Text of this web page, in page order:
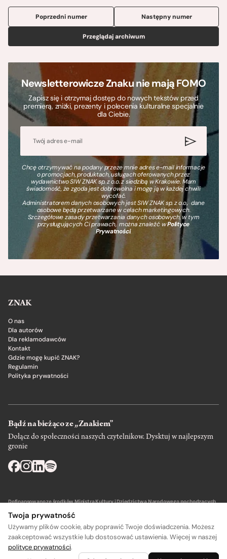
Poprzedni numer
Przeglądaj archiwum
Następny numer
Newsletterowicze Znaku nie mają FOMO
Zapisz się i otrzymaj dostęp do nowych tekstów przed
premierą, zniżki, prezenty i polecenia kulturalne specjalnie
dla Ciebie.
Chcę otrzymywać na podany przeze mnie adres e-mail informacje
o promocjach, produktach, usługach oferowanych przez
wydawnictwo SIW ZNAK sp. z o.o. z siedzibą w Krakowie. Mam
świadomość, że zgoda jest dobrowolna i mogę ją w każdej chwili
wycofać.
Administratorem danych osobowych jest SIW ZNAK sp. z o.o., dane
osobowe będą przetwarzane w celach marketingowych.
Szczegółowe zasady przetwarzania danych osobowych, w tym
przysługujących Ci prawach, można znaleźć wPolityce
Prywatności.
ZNAK
O nas
Dla autorów
Dla reklamodawców
Kontakt
Gdzie mogę kupić ZNAK?
Regulamin
Polityka prywatności
Bądź na bieżąco ze „Znakiem”
Dołącz do społeczności naszych czytelnikow. Dysktuj w najlepszym
gronie
Dofinansowano ze środków Ministra Kultury i Dziedzictwa Narodowego pochodzących
Wydawca: SIW Znak w Krakowie
Twoja prywatność
Używamy plików cookie, aby poprawić Twoje doświadczenia. Możesz
zaakceptować wszystkie lub dostosować ustawienia. Więcej w naszej
polityce prywatności.